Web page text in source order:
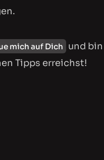
mich auf Dich
und bin
Tipps erreichst!